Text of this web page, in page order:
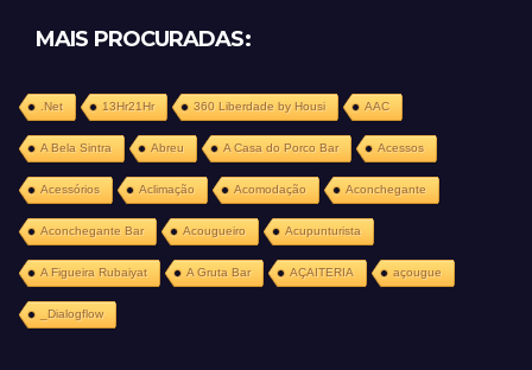
MAIS PROCURADAS:
.Net 13Hr21Hr 360 Liberdade by Housi AAC
A Bela Sintra Abreu A Casa do Porco Bar Acessos
Acessórios Aclimação Acomodação Aconchegante
Aconchegante Bar Acougueiro Acupunturista
A Figueira Rubaiyat A Gruta Bar AÇAITERIA açougue
_Dialogflow